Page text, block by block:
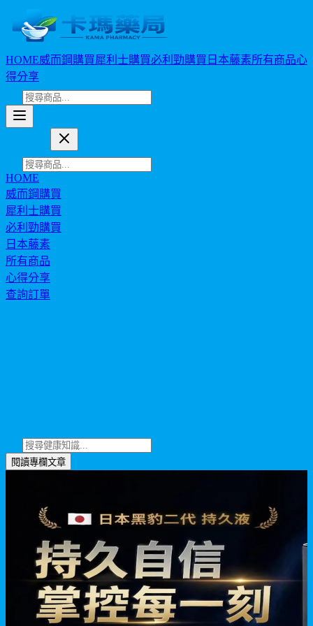
HOME威而鋼購買犀利士購買必利勁購買 日本藤素所有商品心
得分享
HOME
威而鋼購買
犀利士購買
必利勁購買
日本藤素
所有商品
心得分享
查詢訂單
閱讀專欄文章